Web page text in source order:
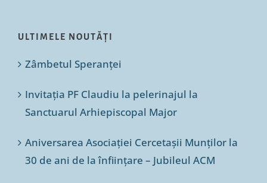
ULTIMELE NOUTĂȚI
Zâmbetul Speranței
Invitația PF Claudiu la pelerinajul la
Sanctuarul Arhiepiscopal Major
Aniversarea Asociației Cercetașii Munților la
30 de ani de la înființare – Jubileul ACM